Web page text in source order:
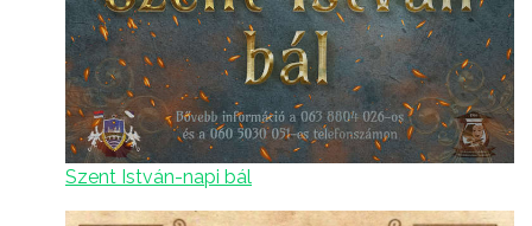
Szent István-napi bál